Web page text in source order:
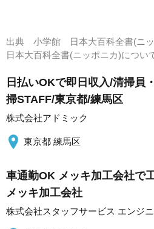
出典 小学館 日本大百科全書(ニ
日本大百科全書(ニッポニカ)につ
日払いOKで即日収入/清掃員
掃STAFF/東京都/練馬区
株式会社アドミック
東京都 練馬区
車通勤OK メッキ加工会社で
メッキ加工会社
株式会社スタッフサービス エンジ